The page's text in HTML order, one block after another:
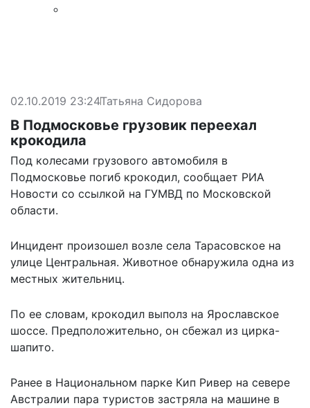
02.10.2019 23:24Татьяна Сидорова
В Подмосковье грузовик переехал
крокодила
Под колесами грузового автомобиля в
Подмосковье погиб крокодил, сообщает РИА
Новости со ссылкой на ГУМВД по Московской
области.
Инцидент произошел возле села Тарасовское на
улице Центральная. Животное обнаружила одна из
местных жительниц.
По ее словам, крокодил выполз на Ярославское
шоссе. Предположительно, он сбежал из цирка-
шапито.
Ранее в Национальном парке Кип Ривер на севере
Австралии пара туристов застряла на машине в